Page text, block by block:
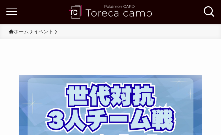
ホーム イベント